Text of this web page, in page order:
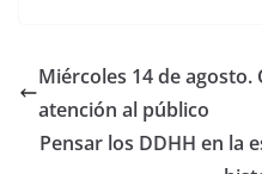
b
o
o
er
Miércoles 14 de
atención al público
Pensar los DDHH en la